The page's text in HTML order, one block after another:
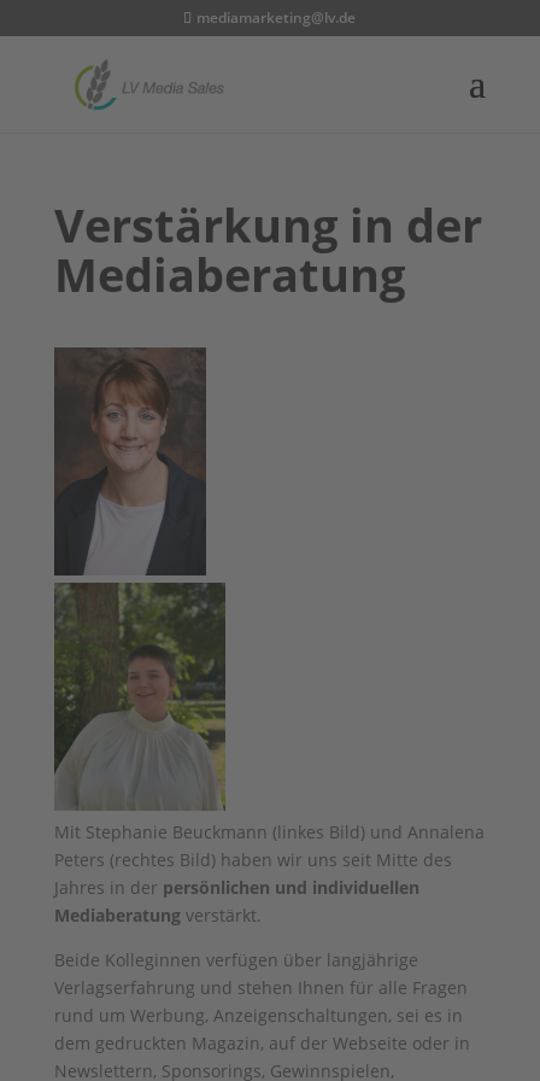
mediamarketing@lv.de
Verstärkung in der
Mediaberatung
Mit Stephanie Beuckmann (linkes Bild) und Annalena
Peters (rechtes Bild) haben wir uns seit Mitte des
Jahres in der persönlichen und individuellen
Mediaberatungverstärkt.
Beide Kolleginnen verfügen über langjährige
Verlagserfahrung und stehen Ihnen für alle Fragen
rund um Werbung, Anzeigenschaltungen, sei es in
dem gedruckten Magazin, auf der Webseite oder in
Newslettern, Sponsorings, Gewinnspielen,